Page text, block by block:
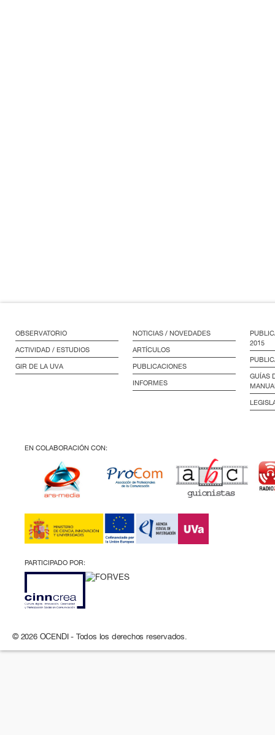
OBSERVATORIO
ACTIVIDAD / ESTUDIOS
GIR DE LA UVA
NOTICIAS / NOVEDADES
ARTÍCULOS
PUBLICACIONES
INFORMES
2015
GUÍAS
EN COLABORACIÓN CON:
PARTICIPADO POR:
© 2026 OCENDI - Todos los derechos reservados.